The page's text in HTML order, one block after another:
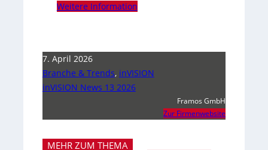
Weitere Information
7. April 2026
Branche & Trends, inVISION
inVISION News 13 2026
Framos GmbH
Zur Firmenwebsite
MEHR ZUM THEMA